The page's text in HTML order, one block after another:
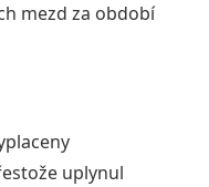
mezd za období
uplynul